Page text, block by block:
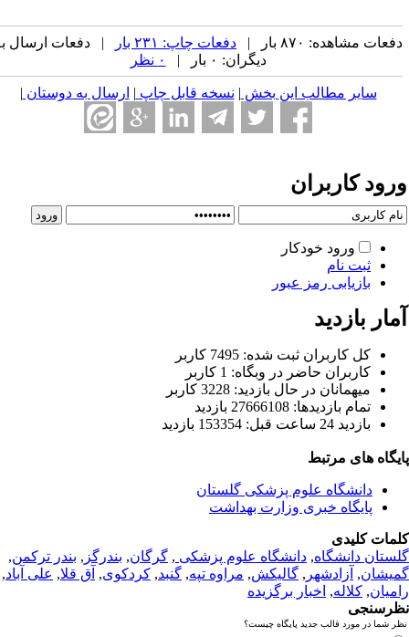
مشاهده: ۸۷۰ بار | دفعات چاپ: ۲۳۱ بار
| دفعات ارسال به
دیگران: ۰ بار |
سایر مطالب این بخش | نسخه قابل چاپ| ارسال به دوستان|
کاربران
ورود خودکار
ثبت نام
بازیابی رمز عبور
بازدید
كل کاربران ثبت شده: 7495 کاربر
کاربران حاضر در وبگاه: 1 کاربر
ميهمانان در حال بازديد: 3228 کاربر
تمام بازديد‌ها: 27666108 بازدید
بازديد 24 ساعت قبل: 153354 بازدید
های مرتبط
دانشگاه علوم پزشکی گلستان
پایگاه خبری وزارت بهداشت
کلیدی
دانشگاه,دانشگاه علوم پزشکی , گرگان,بندرگز, بندر ترکمن,
,آزادشهر, گالیکش, مراوه تپه,گنبد,کردکوی,آق قلا,علی آباد,
,کلاله,اخبار برگزیده
شما در مورد قالب جدید پایگاه چیست؟